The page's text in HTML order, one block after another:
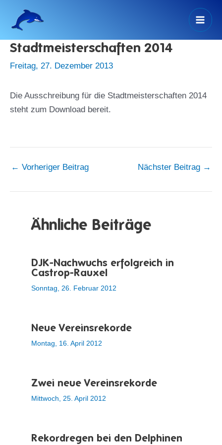
Inhalt
springen
Stadtmeisterschaften 2014
Freitag, 27. Dezember 2013
Die Ausschreibung für die Stadtmeisterschaften 2014
steht zum Download bereit.
← Vorheriger Beitrag Nächster Beitrag →
Ähnliche Beiträge
DJK-Nachwuchs erfolgreich in
Castrop-Rauxel
Sonntag, 26. Februar 2012
Neue Vereinsrekorde
Montag, 16. April 2012
Zwei neue Vereinsrekorde
Mittwoch, 25. April 2012
Rekordregen bei den Delphinen